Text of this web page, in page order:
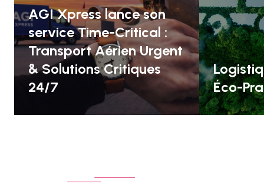
AGI Xpress lance son
service Time-Critical :
Transport Aérien Urgent
& Solutions Critiques
24/7
Éco-